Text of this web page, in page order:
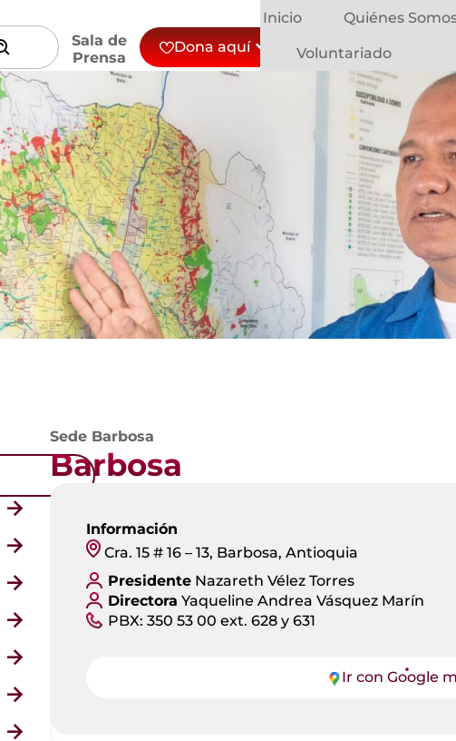
Sala de
Prensa
Dona aquí
Inicio Quiénes
Voluntariado
Sede Barbosa
Barbosa
Información
Cra. 15 # 16 – 13, Barbosa, Antioquia
Presidente Nazareth Vélez Torres
Directora Yaqueline Andrea Vásquez Marín
PBX: 350 53 00 ext. 628 y 631
Ir con Google